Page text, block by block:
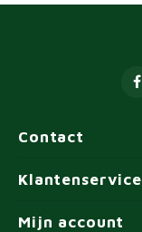
Contact
Klantenservice
Mijn account